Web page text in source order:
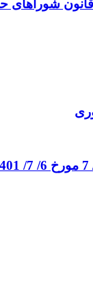
شوراهای